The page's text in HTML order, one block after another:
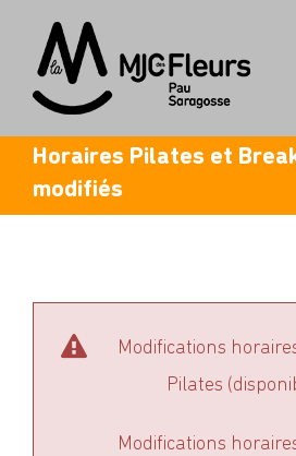
content
Horaires Pilates et
modifiés
Modifications
Pilates
Modifications